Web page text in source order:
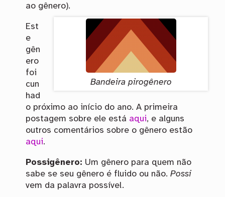
ao gênero).
Bandeira pirogênero
Est
e
gên
ero
foi
cun
had
o próximo ao início do ano. A primeira
postagem sobre ele está aqui, e alguns
outros comentários sobre o gênero estão
aqui.
Possigênero: Um gênero para quem não
sabe se seu gênero é fluido ou não. Possi
vem da palavra possível.